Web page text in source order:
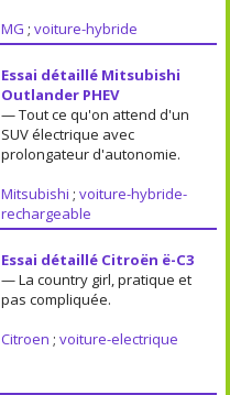
MG ; voiture-hybride
Essai détaillé Mitsubishi
Outlander PHEV
— Tout ce qu'on attend d'un
SUV électrique avec
prolongateur d'autonomie.
Mitsubishi ; voiture-hybride-
rechargeable
Essai détaillé Citroën ë-C3
— La country girl, pratique et
pas compliquée.
Citroen ; voiture-electrique